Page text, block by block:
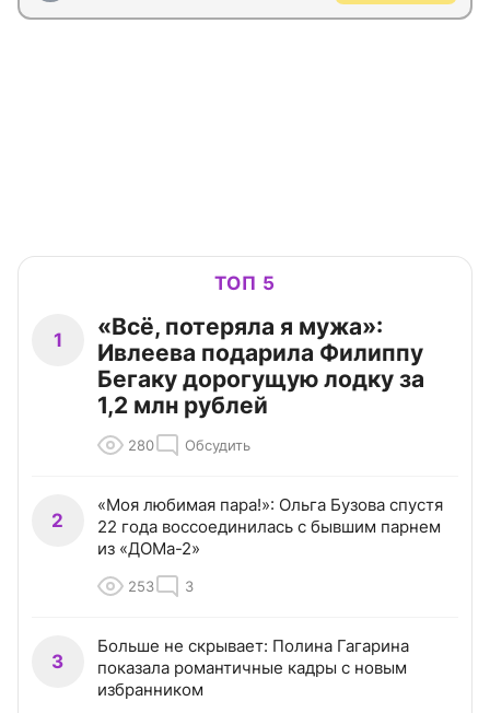
ТОП 5
1
«Всё, потеряла я мужа»:
Ивлеева подарила Филиппу
Бегаку дорогущую лодку за
1,2 млн рублей
280 Обсудить
2
«Моя любимая пара!»: Ольга Бузова спустя
22 года воссоединилась с бывшим парнем
из «ДОМа-2»
253 3
3
Больше не скрывает: Полина Гагарина
показала романтичные кадры с новым
избранником